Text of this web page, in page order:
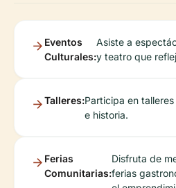
Eventos
Culturales:
Asiste a
y teatro que
Talleres:Participa en
e historia.
Ferias
Comunitarias:
Disfruta de
ferias